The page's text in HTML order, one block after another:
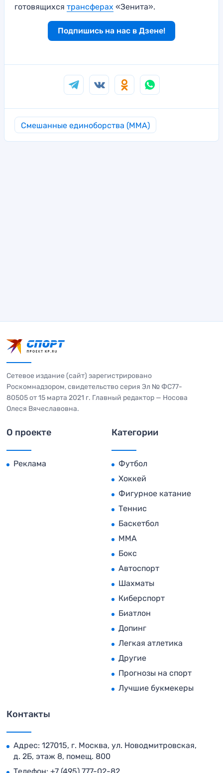
готовящихся трансферах «Зенита».
Подпишись на нас в Дзене!
Смешанные единоборства (MMA)
Сетевое издание (сайт) зарегистрировано
Роскомнадзором, свидетельство серия Эл № ФС77-
80505 от 15 марта 2021 г. Главный редактор — Носова
Олеся Вячеславовна.
О проекте
Реклама
Категории
Футбол
Хоккей
Фигурное катание
Теннис
Баскетбол
MMA
Бокс
Автоспорт
Шахматы
Киберспорт
Биатлон
Допинг
Легкая атлетика
Другие
Прогнозы на спорт
Лучшие букмекеры
Контакты
Адрес: 127015, г. Москва, ул. Новодмитровская,
д. 2Б, этаж 8, помещ. 800